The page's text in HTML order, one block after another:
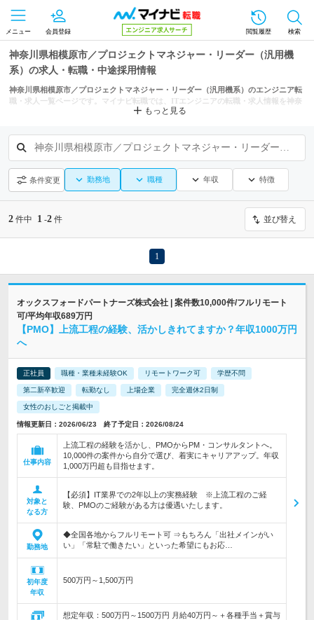
メニュー 会員登録 閲覧履歴 検索
神奈川県相模原市／プロジェクトマネジャー・リーダー（汎用機
系）の求人・転職・中途採用情報
神奈川県相模原市／プロジェクトマネジャー・リーダー（汎用機系）のエンジニア転
職・求人一覧ページです。マイナビ転職では、ITエンジニアの転職・求人情報を神奈
もっと見る
神奈川県相模原市／プロジェクトマネジャー・リーダー（汎用機系）
条件変更 勤務地 職種 年収 特徴
2 件中 1 -2 件 並び替え
1
オックスフォードパートナーズ株式会社 | 案件数10,000件/フルリモート
可/平均年収689万円
【PMO】上流工程の経験、活かしきれてますか？年収1000万円
へ
正社員 職種・業種未経験OK リモートワーク可 学歴不問
第二新卒歓迎 転勤なし 上場企業 完全週休2日制
女性のおしごと掲載中
情報更新日：2026/06/23 終了予定日：2026/08/24
仕事内容
上流工程の経験を活かし、PMOからPM・コンサルタントへ。
10,000件の案件から自分で選び、着実にキャリアアップ。年収
1,000万円超も目指せます。
対象と
なる方
【必須】IT業界での2年以上の実務経験 ※上流工程のご経
験、PMOのご経験がある方は優遇いたします。
勤務地
◆全国各地からフルリモート可 ⇒もちろん「出社メインがい
い」「常駐で働きたい」といった希望にもお応…
初年度
年収
500万円～1,500万円
想定年収：500万円～1500万円 月給40万円～＋各種手当＋賞与